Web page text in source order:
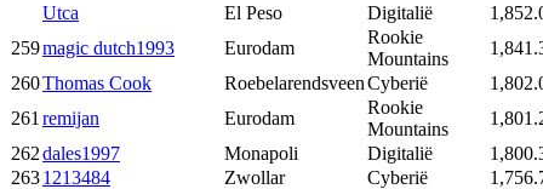
Utca
El Peso Digitalië
259magic dutch1993 Eurodam
Rookie
Mountains
260Thomas Cook RoebelarendsveenCyberië
261 remijan Eurodam
Rookie
Mountains
262dales1997 Monapoli Digitalië
2631213484 Zwollar Cyberië